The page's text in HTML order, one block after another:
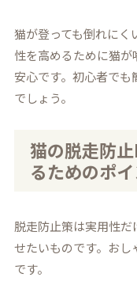
猫が登っても倒れにく
性を高めるために猫
安心です。初心者で
でしょう。
猫の脱走防
るためのポ
脱走防止策は実用性
せたいものです。おし
です。